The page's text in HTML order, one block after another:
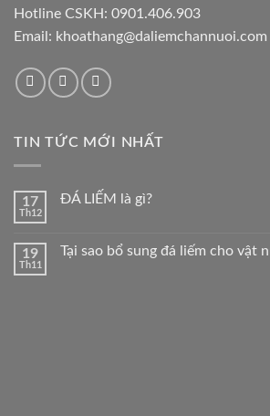
Hotline CSKH: 0901.406.903
Email: khoathang@daliemchannuoi.com
TIN TỨC MỚI NHẤT
17
Th12
ĐÁ LIẾM là gì?
19
Th11
Tại sao bổ sung đá liếm cho vật